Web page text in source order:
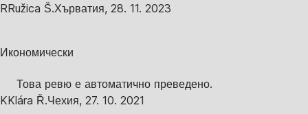
RRužica Š.Хърватия, 28. 11. 2023
Икономически
Това ревю е автоматично преведено.
KKlára Ř.Чехия, 27. 10. 2021